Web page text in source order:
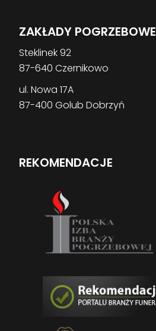
ZAKŁADY POGRZEBOWE
Steklinek 92
87-640 Czernikowo
ul. Nowa 17A
87-400 Golub Dobrzyń
REKOMENDACJE